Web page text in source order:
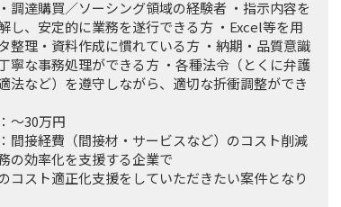
調達購買／ソーシング領域の経験者 ・指示内容を
し、安定的に業務を遂行できる方 ・Excel等を用
整理・資料作成に慣れている方 ・納期・品質意識
寧な事務処理ができる方 ・各種法令（とくに弁護
法など）を遵守しながら、適切な折衝調整ができ
～30万円
間接経費（間接材・サービスなど）のコスト削減
の効率化を支援する企業で
コスト適正化支援をしていただきたい案件となり